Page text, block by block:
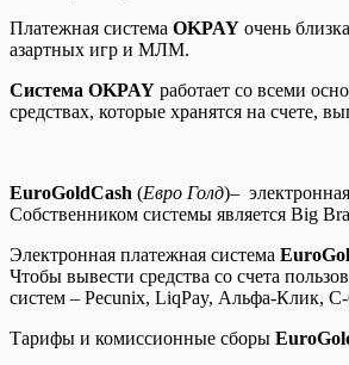
Платежная система OKPAY очень
азартных игр и МЛМ.
Система OKPAY работает со всеми
средствах, которые хранятся на счете,
EuroGoldCash (Евро Голд)–
Собственником системы является Big
Электронная платежная система
Чтобы вывести средства со счета
систем – Pecunix, LiqPay, Альфа-Клик,
Тарифы и комиссионные сборы